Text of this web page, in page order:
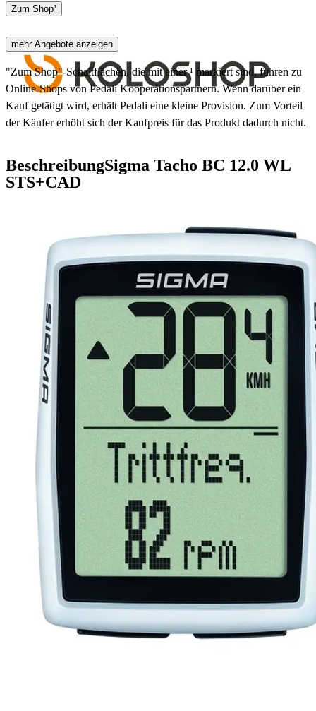
Zum Shop¹
mehr Angebote anzeigen
"Zum Shop"-Schaltflächen, die mit einer ¹ markiert sind, führen zu
Online-Shops von Pedali Kooperationspartnern. Wenn darüber ein
Kauf getätigt wird, erhält Pedali eine kleine Provision. Zum Vorteil
der Käufer erhöht sich der Kaufpreis für das Produkt dadurch nicht.
BeschreibungSigma Tacho BC 12.0 WL
STS+CAD